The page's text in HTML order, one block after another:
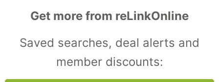
Get more from reLinkOnline
Saved searches, deal alerts and
member discounts: